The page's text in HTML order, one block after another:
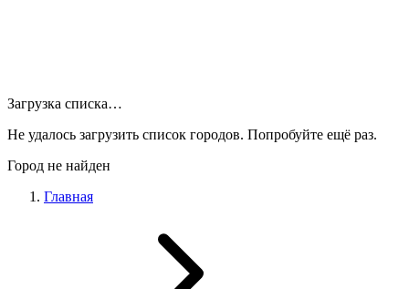
Загрузка списка…
Не удалось загрузить список городов. Попробуйте ещё раз.
Город не найден
Главная